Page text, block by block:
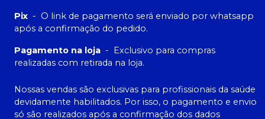
Pix - O link de pagamento será enviado por whatsapp
após a confirmação do pedido.
Pagamento na loja - Exclusivo para compras
realizadas com retirada na loja.
Nossas vendas são exclusivas para profissionais da saúde
devidamente habilitados. Por isso, o pagamento e envio
só são realizados após a confirmação dos dados